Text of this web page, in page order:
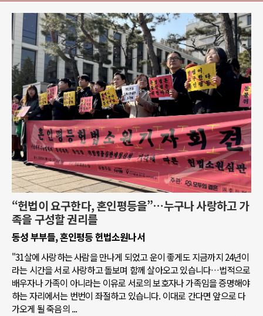
“헌법이 요구한다, 혼인평등을”…누구나 사랑하고 가
족을 구성할 권리를
동성 부부들, 혼인평등 헌법소원나서
"31살에 사랑하는 사람을 만나게 되었고 운이 좋게도 지금까지 24년이
라는 시간을 서로 사랑하고 돌보며 함께 살아오고 있습니다…법적으로
배우자나 가족이 아니라는 이유로 서로의 보호자나 가족임을 증명해야
하는 자리에서는 번번이 좌절하고 있습니다. 이대로 간다면 앞으로 다
가오게 될 죽음의 ...